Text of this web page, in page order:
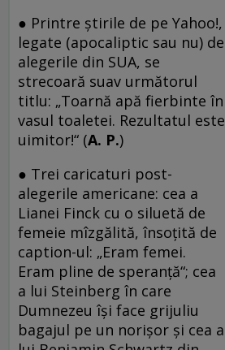
● Printre știrile de pe Yahoo!,
legate (apocaliptic sau nu) de
alegerile din SUA, se
strecoară suav următorul
titlu: „Toarnă apă fierbinte în
vasul toaletei. Rezultatul este
uimitor!“ (A. P.)
● Trei caricaturi post-
alegerile americane: cea a
Lianei Finck cu o siluetă de
femeie mîzgălită, însoţită de
caption-ul: „Eram femei.
Eram pline de speranţă“; cea
a lui Steinberg în care
Dumnezeu îşi face grijuliu
bagajul pe un norişor şi cea a